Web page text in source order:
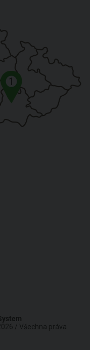
1
/ Všechna práva